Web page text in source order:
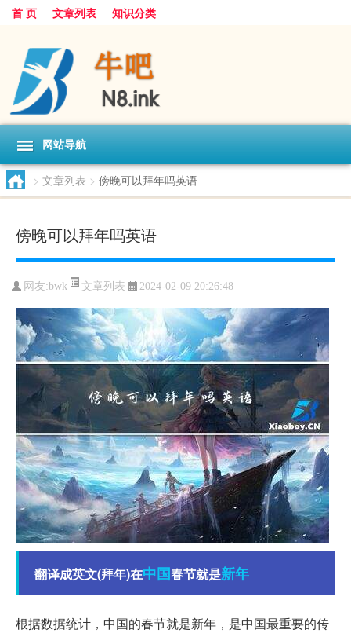
首 页 文章列表 知识分类
网站导航
> 文章列表 > 傍晚可以拜年吗英语
傍晚可以拜年吗英语
网友:bwk 文章列表 2024-02-09 20:26:48
翻译成英文(拜年)在中国春节就是新年
根据数据统计，中国的春节就是新年，是中国最重要的传